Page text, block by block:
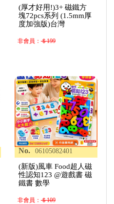
(厚才好用!)3+ 磁鐵方
塊72pcs系列 (1.5mm厚
度加強版)台灣
非會員：＄199
No. 06105082401
(新版)風車 Food超人磁
性認知123 @遊戲書 磁
鐵書 數學
非會員：＄109